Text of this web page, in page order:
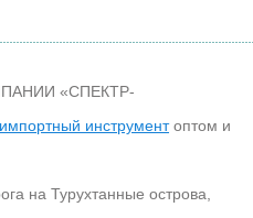
«СПЕКТР-
инструментоптом и
на Турухтанные острова,